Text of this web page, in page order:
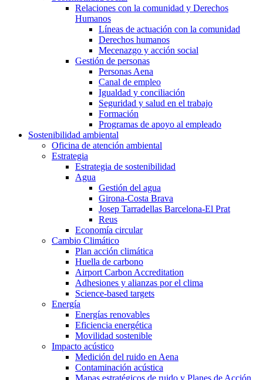
Relaciones con la comunidad y Derechos
Humanos
Líneas de actuación con la comunidad
Derechos humanos
Mecenazgo y acción social
Gestión de personas
Personas Aena
Canal de empleo
Igualdad y conciliación
Seguridad y salud en el trabajo
Formación
Programas de apoyo al empleado
Sostenibilidad ambiental
Oficina de atención ambiental
Estrategia
Estrategia de sostenibilidad
Agua
Gestión del agua
Girona-Costa Brava
Josep Tarradellas Barcelona-El Prat
Reus
Economía circular
Cambio Climático
Plan acción climática
Huella de carbono
Airport Carbon Accreditation
Adhesiones y alianzas por el clima
Science-based targets
Energía
Energías renovables
Eficiencia energética
Movilidad sostenible
Impacto acústico
Medición del ruido en Aena
Contaminación acústica
Mapas estratégicos de ruido y Planes de Acción